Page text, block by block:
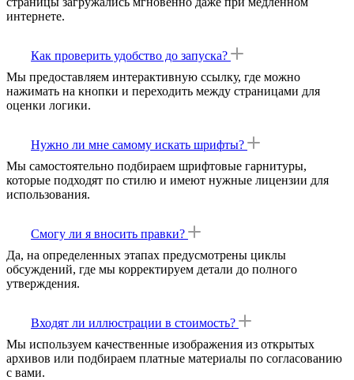
интернете.
Как проверить удобство до запуска?
Мы предоставляем интерактивную ссылку, где можно
нажимать на кнопки и переходить между страницами для
оценки логики.
Нужно ли мне самому искать шрифты?
Мы самостоятельно подбираем шрифтовые гарнитуры,
которые подходят по стилю и имеют нужные лицензии для
использования.
Смогу ли я вносить правки?
Да, на определенных этапах предусмотрены циклы
обсуждений, где мы корректируем детали до полного
утверждения.
Входят ли иллюстрации в стоимость?
Мы используем качественные изображения из открытых
архивов или подбираем платные материалы по согласованию
с вами.